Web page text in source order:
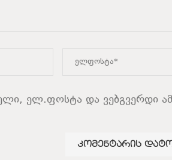
ელ.ფოსტა და ვებგვერდი